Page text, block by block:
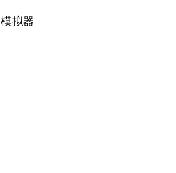
模拟器